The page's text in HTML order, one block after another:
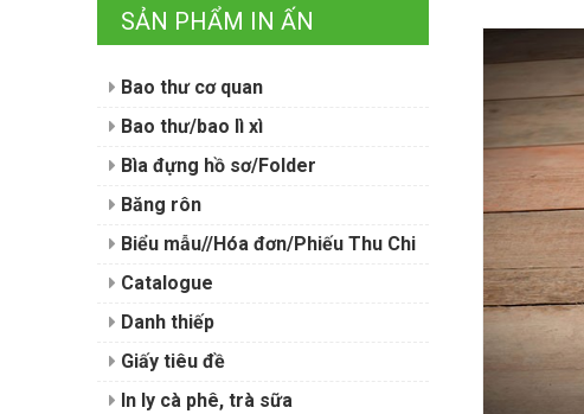
SẢN PHẨM IN ẤN
Bao thư cơ quan
Bao thư/bao lì xì
Bìa đựng hồ sơ/Folder
Băng rôn
Biểu mẫu//Hóa đơn/Phiếu Thu Chi
Catalogue
Danh thiếp
Giấy tiêu đề
In ly cà phê, trà sữa